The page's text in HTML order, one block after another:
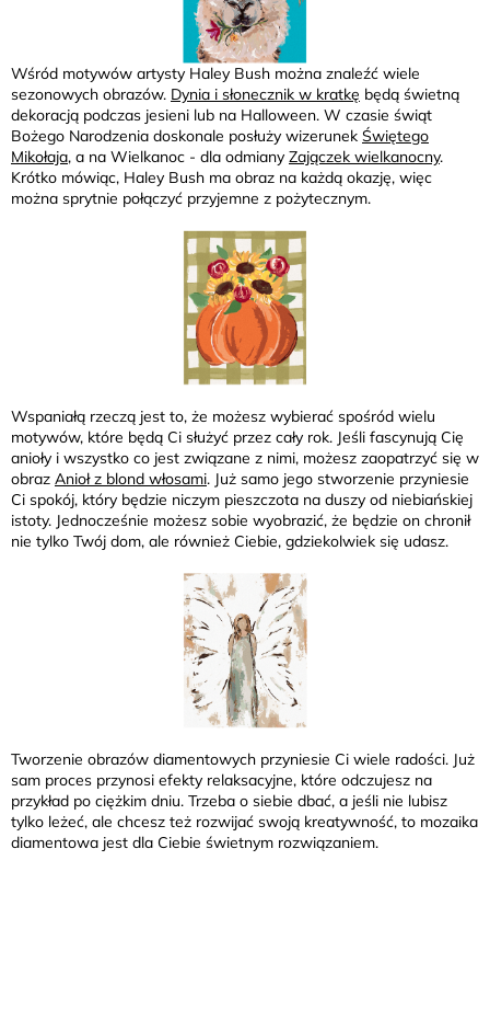
Wśród motywów artysty Haley Bush można znaleźć wiele
sezonowych obrazów. Dynia i słonecznik w kratkę będą świetną
dekoracją podczas jesieni lub na Halloween. W czasie świąt
Bożego Narodzenia doskonale posłuży wizerunek Świętego
Mikołaja, a na Wielkanoc - dla odmiany Zajączek wielkanocny.
Krótko mówiąc, Haley Bush ma obraz na każdą okazję, więc
można sprytnie połączyć przyjemne z pożytecznym.
Wspaniałą rzeczą jest to, że możesz wybierać spośród wielu
motywów, które będą Ci służyć przez cały rok. Jeśli fascynują Cię
anioły i wszystko co jest związane z nimi, możesz zaopatrzyć się w
obraz Anioł z blond włosami. Już samo jego stworzenie przyniesie
Ci spokój, który będzie niczym pieszczota na duszy od niebiańskiej
istoty. Jednocześnie możesz sobie wyobrazić, że będzie on chronił
nie tylko Twój dom, ale również Ciebie, gdziekolwiek się udasz.
Tworzenie obrazów diamentowych przyniesie Ci wiele radości. Już
sam proces przynosi efekty relaksacyjne, które odczujesz na
przykład po ciężkim dniu. Trzeba o siebie dbać, a jeśli nie lubisz
tylko leżeć, ale chcesz też rozwijać swoją kreatywność, to mozaika
diamentowa jest dla Ciebie świetnym rozwiązaniem.